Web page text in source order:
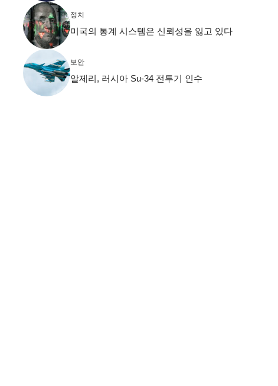
정치
미국의 통계 시스템은 신뢰성을 잃고 있다
보안
알제리, 러시아 Su-34 전투기 인수